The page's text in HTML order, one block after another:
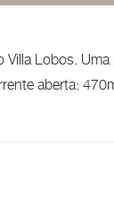
Lobos. Uma
aberta: